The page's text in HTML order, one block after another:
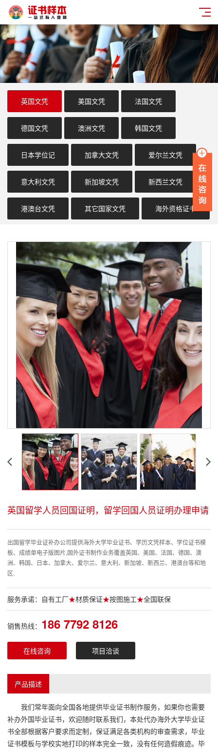
英国文凭 美国文凭 法国文凭
德国文凭 澳洲文凭 韩国文凭
日本学位记 加拿大文凭 爱尔兰文凭
意大利文凭 新加坡文凭 新西兰文凭
港澳台文凭 其它国家文凭 海外资格证书
英国留学人员回国证明，留学回国人员证明办理申请
出国留学毕业证补办公司提供海外大学毕业证书、学历文凭样本、学位证书模
板、成绩单电子版图片,国外证书制作业务覆盖英国、美国、法国、德国、澳
洲、韩国、日本、加拿大、爱尔兰、意大利、新加坡、新西兰、港澳台等和地
区.
服务承诺：自有工厂★材质保证★按图施工★全国联保
销售热线： 186 7792 8126
在线咨询 项目洽谈
产品描述
我们常年面向全国各地提供毕业证书制作服务，如果你也需要
补办外国毕业证书，欢迎随时联系我们，本处代办海外大学毕业证
书全部根据客户要求而定制，保证满足各类机构的审查需求，毕业
证书模板与学校实地打印的样本完全一致，没有任何造假痕迹。毕